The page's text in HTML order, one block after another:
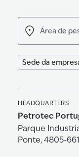
Área de pesquisa
Sede da
HEADQUARTERS
Petrotec
Parque
Ponte, 4805-